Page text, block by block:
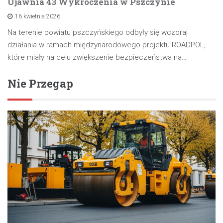
16 kwietnia 2026
Na terenie powiatu pszczyńskiego odbyły się wczoraj
działania w ramach międzynarodowego projektu ROADPOL,
które miały na celu zwiększenie bezpieczeństwa na…
Nie Przegap